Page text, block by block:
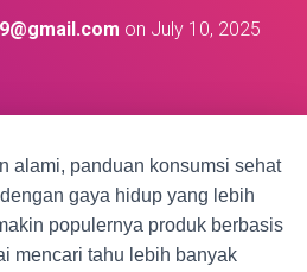
on July 10, 2025
alami, panduan konsumsi sehat
gaya hidup yang lebih
populernya produk berbasis
mencari tahu lebih banyak